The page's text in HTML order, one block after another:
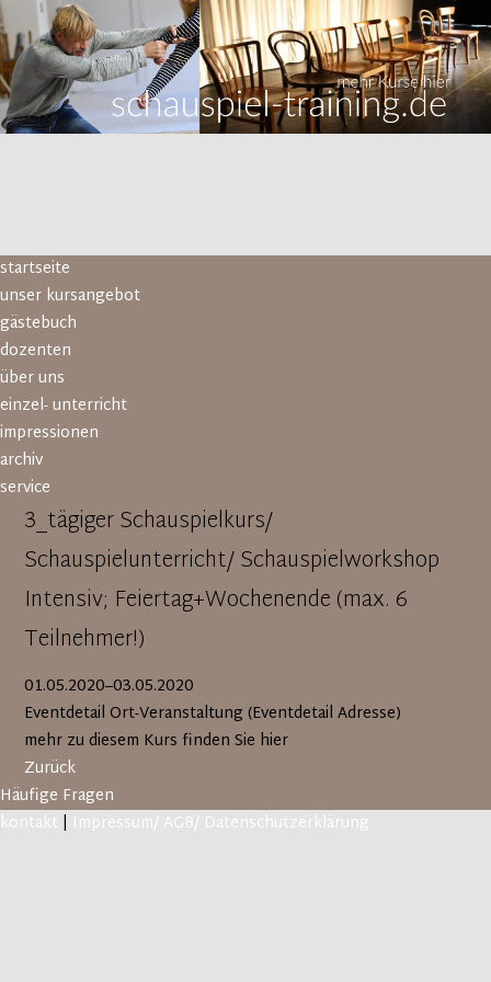
Navigation
überspringen
startseite
unser kursangebot
gästebuch
dozenten
über uns
einzel- unterricht
impressionen
archiv
service
3_tägiger Schauspielkurs/
Schauspielunterricht/ Schauspielworkshop
Intensiv; Feiertag+Wochenende (max. 6
Teilnehmer!)
01.05.2020–03.05.2020
Eventdetail Ort-Veranstaltung(Eventdetail Adresse)
mehr zu diesem Kurs finden Sie hier
Zurück
Häufige Fragen
kontakt | Impressum/ AGB/ Datenschutzerklärung